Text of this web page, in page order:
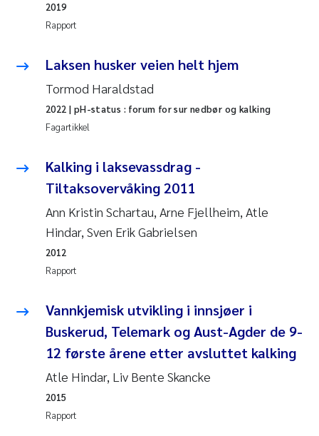
2016
2013
2011
2010
2009
2007
2006
2005
Aase Jeanette Kvanneid
Steen Wilhelm Knudsen
Paul Ragnar Berg
Øyvind Kaste
Christian Vogelsang
Sandra Stadniczenko Gran
Anette Engesmo
Rapport
2019
Laksen husker veien helt hjem
Tormod Haraldstad
Fagartikkel
2022 | pH-status : forum for sur nedbør og kalking
Kalking i laksevassdrag -
Tiltaksovervåking 2011
Ann Kristin Schartau, Arne Fjellheim, Atle
Hindar, Sven Erik Gabrielsen
Rapport
2012
Vannkjemisk utvikling i innsjøer i
Buskerud, Telemark og Aust-Agder de 9-
12 første årene etter avsluttet kalking
Atle Hindar, Liv Bente Skancke
Rapport
2015